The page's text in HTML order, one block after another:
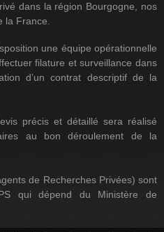
dans la région Bourgogne, nos
la France.
une équipe opérationnelle
filature et surveillance dans
d’un contrat descriptif de la
précis et détaillé sera réalisé
au bon déroulement de la
de Recherches Privées) sont
qui dépend du Ministère de